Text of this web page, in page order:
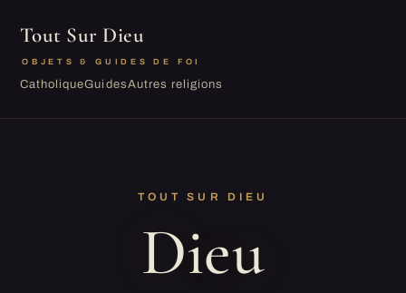
Tout Sur Dieu
OBJETS & GUIDES DE FOI
CatholiqueGuidesAutres religions
TOUT SUR DIEU
Dieu